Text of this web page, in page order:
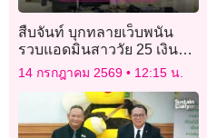
สืบจันท์ บุกทลายเว็บพนัน
รวบแอดมินสาววัย 25 เงิน
หมุนเวียน 10 ล้านต่อเดือน
14 กรกฎาคม 2569 12:15 น.